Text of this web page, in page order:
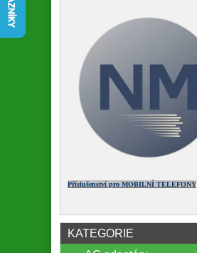
Příslušenství pro MOBILNÍ TELEFONY
KATEGORIE